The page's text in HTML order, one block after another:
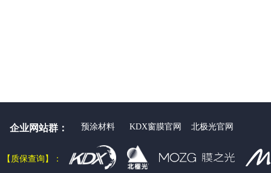
企业网站群：
【质保查询】：
预涂材料 KDX窗膜官网 北极光官网